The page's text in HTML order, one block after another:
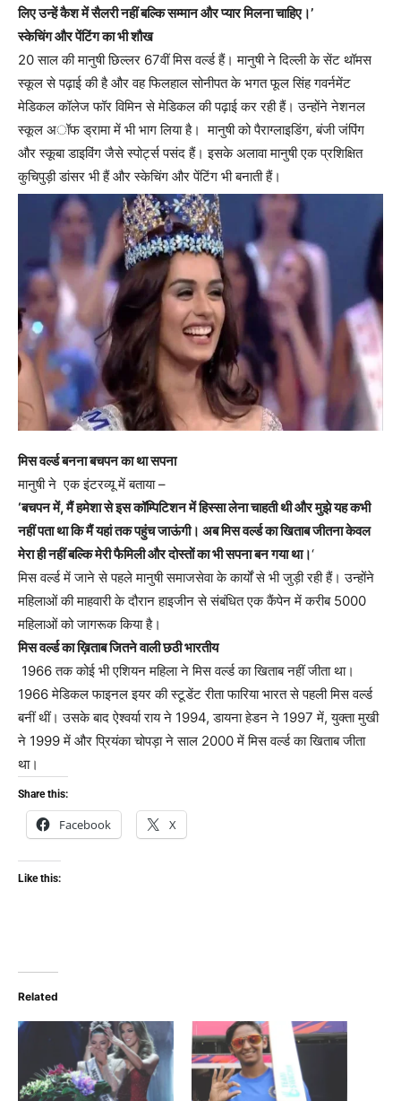
लिए उन्हें कैश में सैलरी नहीं बल्कि सम्मान और प्यार मिलना चाहिए।’
स्केचिंग और पेंटिंग का भी शौख
20 साल की मानुषी छिल्लर 67वीं मिस वर्ल्ड हैं। मानुषी ने दिल्ली के सेंट थॉमस
स्कूल से पढ़ाई की है और वह फिलहाल सोनीपत के भगत फूल सिंह गवर्नमेंट
मेडिकल कॉलेज फॉर विमिन से मेडिकल की पढ़ाई कर रही हैं। उन्होंने नेशनल
स्कूल अॉफ ड्रामा में भी भाग लिया है। मानुषी को पैराग्लाइडिंग, बंजी जंपिंग
और स्कूबा डाइविंग जैसे स्पोर्ट्स पसंद हैं। इसके अलावा मानुषी एक प्रशिक्षित
कुचिपुड़ी डांसर भी हैं और स्केचिंग और पेंटिंग भी बनाती हैं।
मिस वर्ल्ड बनना बचपन का था सपना
मानुषी ने एक इंटरव्यू में बताया –
‘बचपन में, मैं हमेशा से इस कॉम्पिटिशन में हिस्सा लेना चाहती थी और मुझे यह कभी
नहीं पता था कि मैं यहां तक पहुंच जाऊंगी। अब मिस वर्ल्ड का खिताब जीतना केवल
मेरा ही नहीं बल्कि मेरी फैमिली और दोस्तों का भी सपना बन गया था।‘
मिस वर्ल्ड में जाने से पहले मानुषी समाजसेवा के कार्यों से भी जुड़ी रही हैं। उन्होंने
महिलाओं की माहवारी के दौरान हाइजीन से संबंधित एक कैंपेन में करीब 5000
महिलाओं को जागरूक किया है।
मिस वर्ल्ड का ख़िताब जितने वाली छठी भारतीय
1966 तक कोई भी एशियन महिला ने मिस वर्ल्ड का खिताब नहीं जीता था।
1966 मेडिकल फाइनल इयर की स्टूडेंट रीता फारिया भारत से पहली मिस वर्ल्ड
बनीं थीं। उसके बाद ऐश्वर्या राय ने 1994, डायना हेडन ने 1997 में, युक्ता मुखी
ने 1999 में और प्रियंका चोपड़ा ने साल 2000 में मिस वर्ल्ड का खिताब जीता
था।
Share this:
Facebook X
Like this:
Related